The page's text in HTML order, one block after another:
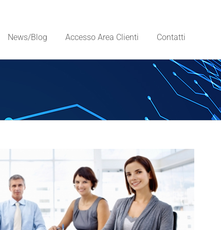
News/Blog Accesso Area Clienti Contatti